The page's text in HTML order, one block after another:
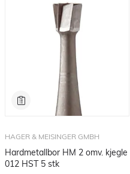
HAGER & MEISINGER GMBH
Hardmetallbor HM 2 omv. kjegle
012 HST 5 stk